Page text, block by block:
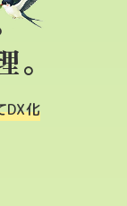
DX化